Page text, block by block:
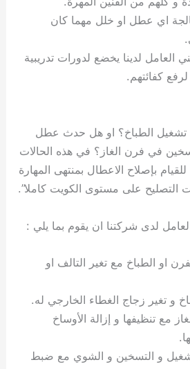
اي عطل او خلل مهما كان
العامل لدينا يخضع لدورات تدريبية
كفائتهم.
الطباخ؟ او هل حدث عطل
في فرن الغاز؟ في هذه الحالات
بإصلاح الاعطال بمنتهى المهارة
على مستوى الكويت كاملا”.
لدى شركتنا ان يقوم بما يلي :
او الطباخ مع تغير التالف او
و تغير زجاج الغطاء الخارجي له.
مع تنظيفها و إزالة الأوساخ
و التسخين و الشوي مع ضبط